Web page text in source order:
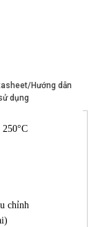
Hướng dẫn
dụng
chỉnh